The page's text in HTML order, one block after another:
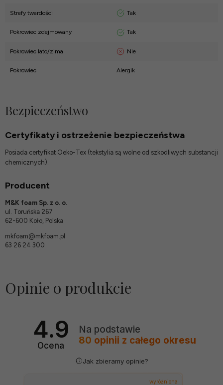
Strefy twardości Tak
Pokrowiec zdejmowany Tak
Pokrowiec lato/zima Nie
Pokrowiec Alergik
Bezpieczeństwo
Certyfikaty i ostrzeżenie bezpieczeństwa
Posiada certyfikat Oeko-Tex (tekstylia są wolne od szkodliwych substancji
chemicznych).
Producent
M&K foam Sp. z o. o.
ul. Toruńska 267
62-600 Koło, Polska
mkfoam@mkfoam.pl
63 26 24 300
Opinie o produkcie
4.9
Ocena
Na podstawie
80 opinii z całego okresu
Jak zbieramy opinie?
wyróżniona